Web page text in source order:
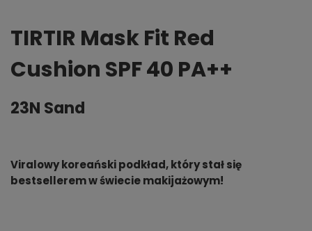
TIRTIR Mask Fit Red
Cushion SPF 40 PA++
23N Sand
Viralowy koreański podkład, który stał się
bestsellerem w świecie makijażowym!